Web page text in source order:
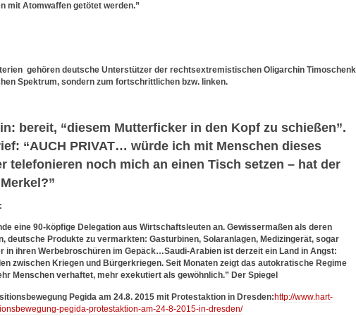
mit Atomwaffen getötet werden.”
gehören deutsche Unterstützer der rechtsextremistischen Oligarchin
Spektrum, sondern zum fortschrittlichen bzw. linken.
bereit, “diesem Mutterficker in den Kopf zu schießen”.
“AUCH PRIVAT… würde ich mit Menschen dieses
telefonieren noch mich an einen Tisch setzen – hat der
eine 90-köpfige Delegation aus Wirtschaftsleuten an. Gewissermaßen als deren
deutsche Produkte zu vermarkten: Gasturbinen, Solaranlagen, Medizingerät, sogar
in ihren Werbebroschüren im Gepäck…Saudi-Arabien ist derzeit ein Land in Angst:
zwischen Kriegen und Bürgerkriegen. Seit Monaten zeigt das autokratische Regime
Menschen verhaftet, mehr exekutiert als gewöhnlich.” Der Spiegel
Pegida am 24.8. 2015 mit Protestaktion in Dresden:http://www.hart-
pegida-protestaktion-am-24-8-2015-in-dresden/